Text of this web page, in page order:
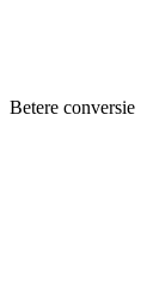
Betere conversie